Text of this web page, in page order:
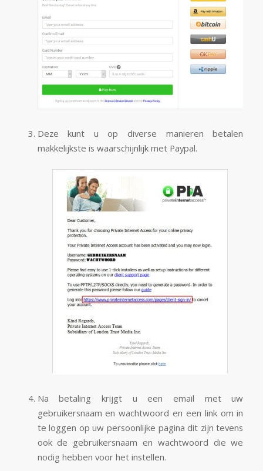
Deze kunt u op diverse manieren betalen
makkelijkste is waarschijnlijk met Paypal.
Na betaling krijgt u een email met uw
gebruikersnaam en wachtwoord en een link om in
te loggen op uw persoonlijke pagina dit zijn tevens
ook de gebruikersnaam en wachtwoord die we
nodig hebben voor het instellen.